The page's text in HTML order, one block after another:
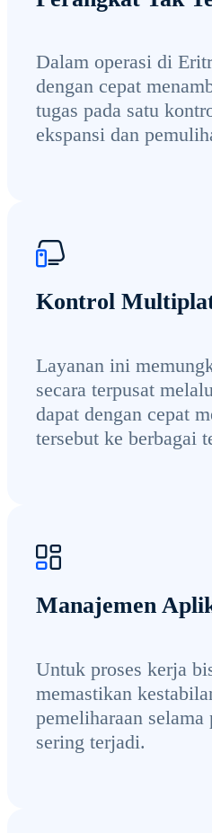
Dalam operasi di
dengan cepat
tugas pada satu
ekspansi dan
Kontrol
Layanan ini
secara terpusat
dapat dengan cepat
tersebut ke berbagai
Manajemen
Untuk proses kerja
memastikan
pemeliharaan
sering terjadi.